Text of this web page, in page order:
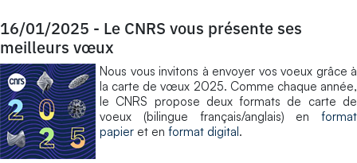
16/01/2025 - Le CNRS vous présente ses
meilleurs vœux
Nous vous invitons à envoyer vos voeux grâce à
la carte de vœux 2025. Comme chaque année,
le CNRS propose deux formats de carte de
voeux (bilingue français/anglais) en format
papier et en format digital.